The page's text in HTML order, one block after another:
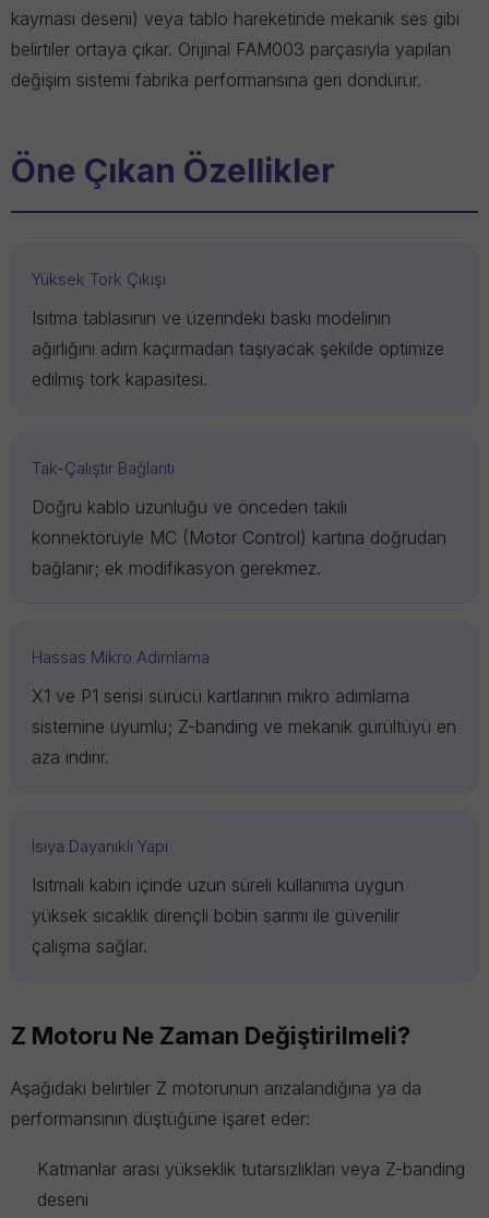
kayması deseni) veya tablo hareketinde mekanik ses gibi
belirtiler ortaya çıkar. Orijinal FAM003 parçasıyla yapılan
değişim sistemi fabrika performansına geri döndürür.
Öne Çıkan Özellikler
Yüksek Tork Çıkışı
Isıtma tablasının ve üzerindeki baskı modelinin
ağırlığını adım kaçırmadan taşıyacak şekilde optimize
edilmiş tork kapasitesi.
Tak-Çalıştır Bağlantı
Doğru kablo uzunluğu ve önceden takılı
konnektörüyle MC (Motor Control) kartına doğrudan
bağlanır; ek modifikasyon gerekmez.
Hassas Mikro Adımlama
X1 ve P1 serisi sürücü kartlarının mikro adımlama
sistemine uyumlu; Z-banding ve mekanik gürültüyü en
aza indirir.
Isıya Dayanıklı Yapı
Isıtmalı kabin içinde uzun süreli kullanıma uygun
yüksek sıcaklık dirençli bobin sarımı ile güvenilir
çalışma sağlar.
Z Motoru Ne Zaman Değiştirilmeli?
Aşağıdaki belirtiler Z motorunun arızalandığına ya da
performansının düştüğüne işaret eder:
Katmanlar arası yükseklik tutarsızlıkları veya Z-banding
deseni